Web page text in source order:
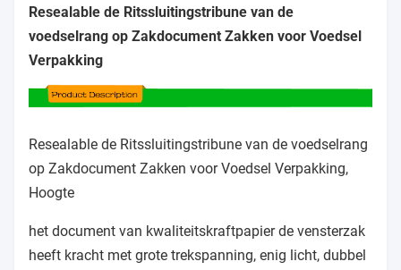
Resealable de Ritssluitingstribune van de
voedselrang op Zakdocument Zakken voor Voedsel
Verpakking
Resealable de Ritssluitingstribune van de voedselrang
op Zakdocument Zakken voor Voedsel Verpakking,
Hoogte
het document van kwaliteitskraftpapier de vensterzak
heeft kracht met grote trekspanning, enig licht, dubbel